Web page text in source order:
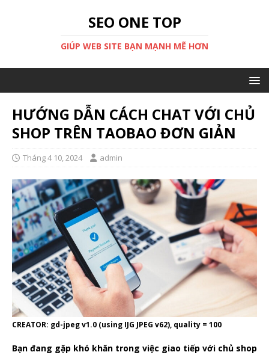
SEO ONE TOP
GIÚP WEB SITE BẠN MẠNH MẼ HƠN
HƯỚNG DẪN CÁCH CHAT VỚI CHỦ
SHOP TRÊN TAOBAO ĐƠN GIẢN
Tháng 4 10, 2024 admin
CREATOR: gd-jpeg v1.0 (using IJG JPEG v62), quality = 100
Bạn đang gặp khó khăn trong việc giao tiếp với chủ shop